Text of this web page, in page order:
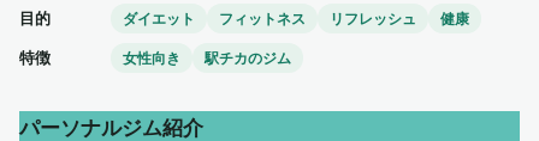
目的 ダイエット フィットネス リフレッシュ 健康
特徴 女性向き 駅チカのジム
パーソナルジム紹介